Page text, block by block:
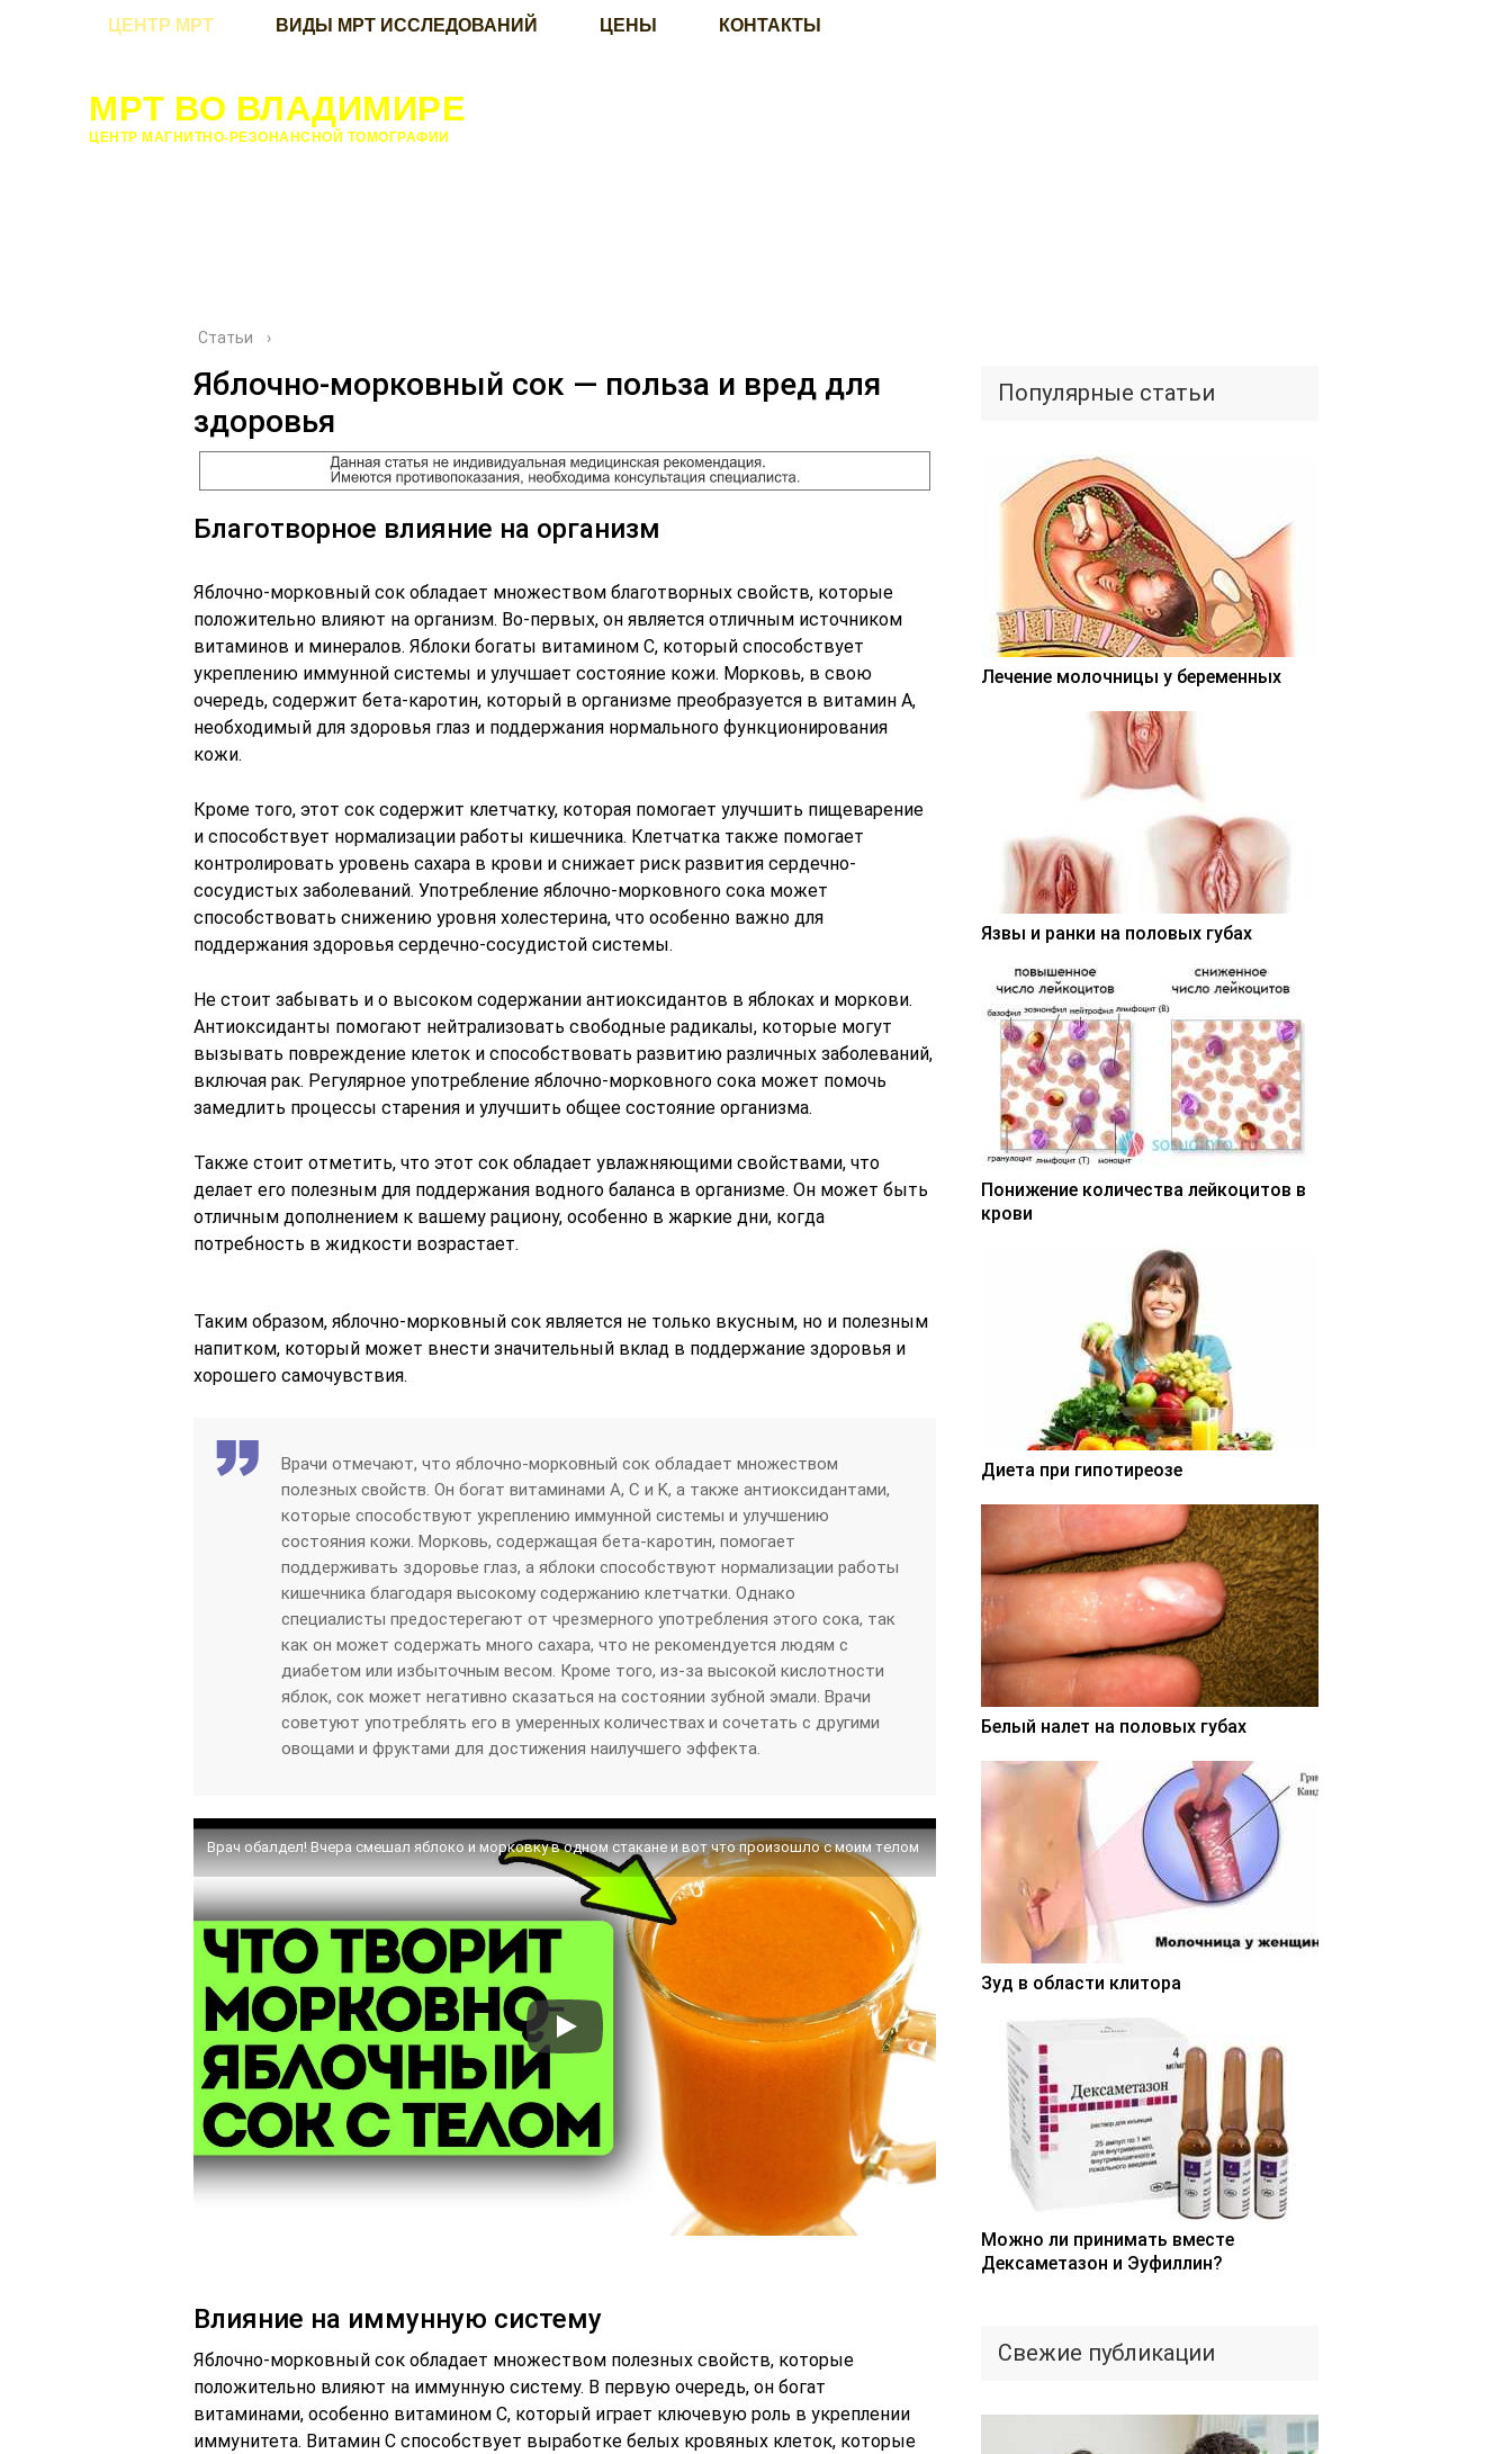
ЦЕНТР МРТ ВИДЫ МРТ ИССЛЕДОВАНИЙ ЦЕНЫ КОНТАКТЫ
МРТ ВО ВЛАДИМИРЕ
ЦЕНТР МАГНИТНО-РЕЗОНАНСНОЙ ТОМОГРАФИИ
Статьи ›
Яблочно-морковный сок — польза и вред для
здоровья
Благотворное влияние на организм
Яблочно-морковный сок обладает множеством благотворных свойств, которые
положительно влияют на организм. Во-первых, он является отличным источником
витаминов и минералов. Яблоки богаты витамином C, который способствует
укреплению иммунной системы и улучшает состояние кожи. Морковь, в свою
очередь, содержит бета-каротин, который в организме преобразуется в витамин A,
необходимый для здоровья глаз и поддержания нормального функционирования
кожи.
Кроме того, этот сок содержит клетчатку, которая помогает улучшить пищеварение
и способствует нормализации работы кишечника. Клетчатка также помогает
контролировать уровень сахара в крови и снижает риск развития сердечно-
сосудистых заболеваний. Употребление яблочно-морковного сока может
способствовать снижению уровня холестерина, что особенно важно для
поддержания здоровья сердечно-сосудистой системы.
Не стоит забывать и о высоком содержании антиоксидантов в яблоках и моркови.
Антиоксиданты помогают нейтрализовать свободные радикалы, которые могут
вызывать повреждение клеток и способствовать развитию различных заболеваний,
включая рак. Регулярное употребление яблочно-морковного сока может помочь
замедлить процессы старения и улучшить общее состояние организма.
Также стоит отметить, что этот сок обладает увлажняющими свойствами, что
делает его полезным для поддержания водного баланса в организме. Он может быть
отличным дополнением к вашему рациону, особенно в жаркие дни, когда
потребность в жидкости возрастает.
Таким образом, яблочно-морковный сок является не только вкусным, но и полезным
напитком, который может внести значительный вклад в поддержание здоровья и
хорошего самочувствия.
Врачи отмечают, что яблочно-морковный сок обладает множеством
полезных свойств. Он богат витаминами A, C и K, а также антиоксидантами,
которые способствуют укреплению иммунной системы и улучшению
состояния кожи. Морковь, содержащая бета-каротин, помогает
поддерживать здоровье глаз, а яблоки способствуют нормализации работы
кишечника благодаря высокому содержанию клетчатки. Однако
специалисты предостерегают от чрезмерного употребления этого сока, так
как он может содержать много сахара, что не рекомендуется людям с
диабетом или избыточным весом. Кроме того, из-за высокой кислотности
яблок, сок может негативно сказаться на состоянии зубной эмали. Врачи
советуют употреблять его в умеренных количествах и сочетать с другими
овощами и фруктами для достижения наилучшего эффекта.
Врач обалдел! Вчера смешал яблоко и морковку в одном стакане и вот что произошло с моим телом
Влияние на иммунную систему
Яблочно-морковный сок обладает множеством полезных свойств, которые
положительно влияют на иммунную систему. В первую очередь, он богат
витаминами, особенно витамином C, который играет ключевую роль в укреплении
иммунитета. Витамин C способствует выработке белых кровяных клеток, которые
Популярные статьи
Лечение молочницы у беременных
Язвы и ранки на половых губах
Понижение количества лейкоцитов в
крови
Диета при гипотиреозе
Белый налет на половых губах
Зуд в области клитора
Можно ли принимать вместе
Дексаметазон и Эуфиллин?
Свежие публикации